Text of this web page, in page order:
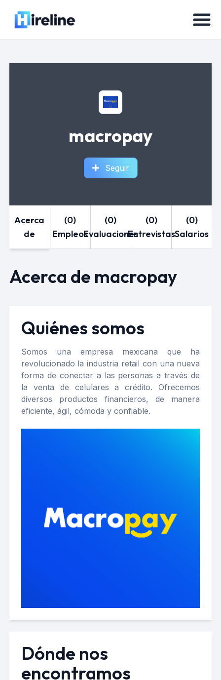
macropay
Seguir
Acerca
de
(0)
Empleos
(0)
Evaluaciones
(0)
Entrevistas
(0)
Salarios
Acerca de macropay
Quiénes somos
Somos una empresa mexicana que ha
revolucionado la industria retail con una nueva
forma de conectar a las personas a través de
la venta de celulares a crédito. Ofrecemos
diversos productos financieros, de manera
eficiente, ágil, cómoda y confiable.
Dónde nos
encontramos